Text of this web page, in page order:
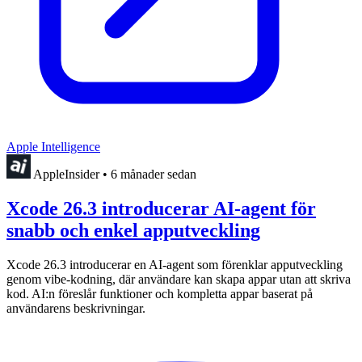
Apple Intelligence
AppleInsider • 6 månader sedan
Xcode 26.3 introducerar AI-agent för
snabb och enkel apputveckling
Xcode 26.3 introducerar en AI-agent som förenklar apputveckling
genom vibe-kodning, där användare kan skapa appar utan att skriva
kod. AI:n föreslår funktioner och kompletta appar baserat på
användarens beskrivningar.